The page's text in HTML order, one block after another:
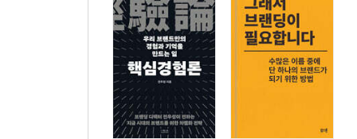
가심비 | 수치의 딜레마 | 반응의 가속도 | 천천히
디자인 | 감각 | 고백 | 인터널 브랜딩 | 멋진 브
페리에 | 성공사례에 대한 생각 | 무제 | 제품에 대
04. 우리가 기억해야 할 것
평범함을 알면 | 간극 좁히기 | 보이는 것과 보이